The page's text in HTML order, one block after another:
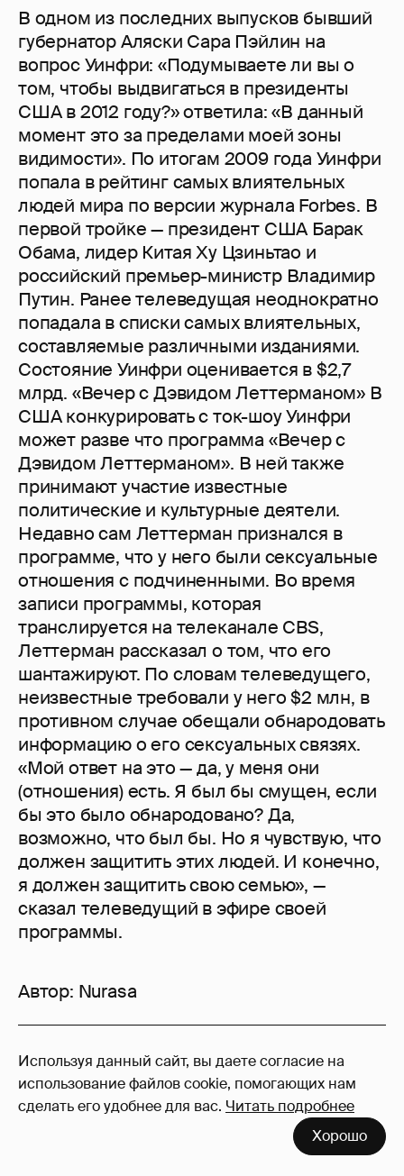
Используя данный сайт, вы даете согласие на
использование файлов cookie, помогающих нам
сделать его удобнее для вас. Читать подробнее
Хорошо
В одном из последних выпусков бывший
губернатор Аляски Сара Пэйлин на
вопрос Уинфри: «Подумываете ли вы о
том, чтобы выдвигаться в президенты
США в 2012 году?» ответила: «В данный
момент это за пределами моей зоны
видимости». По итогам 2009 года Уинфри
попала в рейтинг самых влиятельных
людей мира по версии журнала Forbes. В
первой тройке — президент США Барак
Обама, лидер Китая Ху Цзиньтао и
российский премьер-министр Владимир
Путин. Ранее телеведущая неоднократно
попадала в списки самых влиятельных,
составляемые различными изданиями.
Состояние Уинфри оценивается в $2,7
млрд. «Вечер с Дэвидом Леттерманом» В
США конкурировать с ток-шоу Уинфри
может разве что программа «Вечер с
Дэвидом Леттерманом». В ней также
принимают участие известные
политические и культурные деятели.
Недавно сам Леттерман признался в
программе, что у него были сексуальные
отношения с подчиненными. Во время
записи программы, которая
транслируется на телеканале CBS,
Леттерман рассказал о том, что его
шантажируют. По словам телеведущего,
неизвестные требовали у него $2 млн, в
противном случае обещали обнародовать
информацию о его сексуальных связях.
«Мой ответ на это — да, у меня они
(отношения) есть. Я был бы смущен, если
бы это было обнародовано? Да,
возможно, что был бы. Но я чувствую, что
должен защитить этих людей. И конечно,
я должен защитить свою семью», —
сказал телеведущий в эфире своей
программы.
Автор: Nurasa
5
Войдите в аккаунт, чтобы читать и
оставлять комментарии